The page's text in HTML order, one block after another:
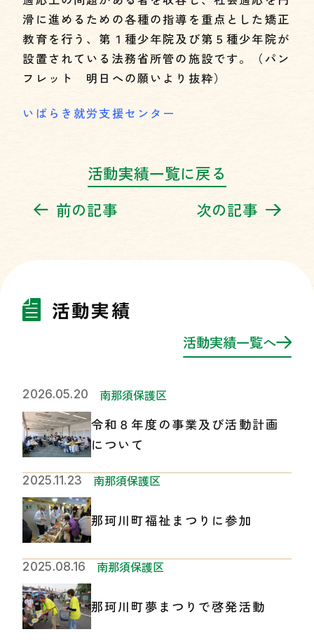
滑に進めるための各種の指導を重点とした矯正
教育を行う、第１種少年院及び第５種少年院が
設置されている法務省所管の施設です。（パン
フレット 明日への願いより抜粋）
いばらき就労支援センター
前の記事
活動実績一覧に戻る
次の記事
活動実績
活動実績一覧へ
2026.05.20 南那須保護区
令和８年度の事業及び活動計画
について
2025.11.23 南那須保護区
那珂川町福祉まつりに参加
2025.08.16 南那須保護区
那珂川町夢まつりで啓発活動